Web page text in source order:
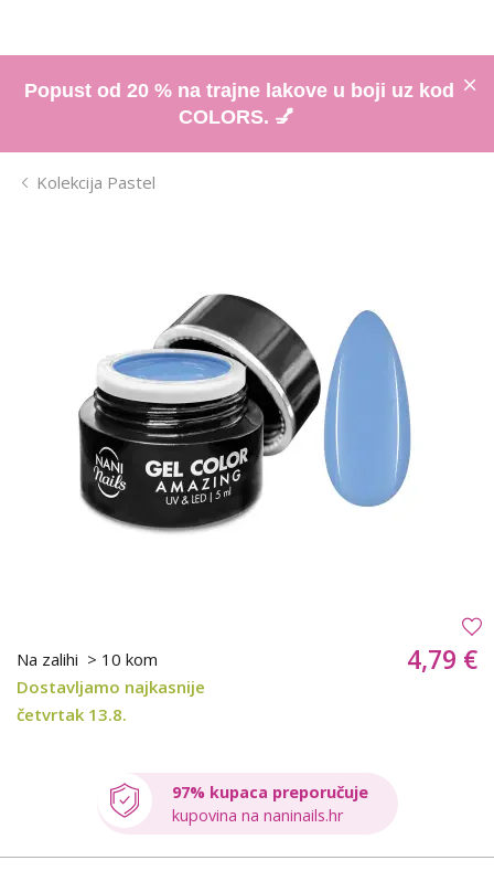
Popust od 20 % na trajne lakove u boji uz kod
COLORS. 💅
Kolekcija Pastel
Na zalihi > 10 kom
Dostavljamo najkasnije
četvrtak 13.8.
4,79 €
97% kupaca preporučuje
kupovina na naninails.hr